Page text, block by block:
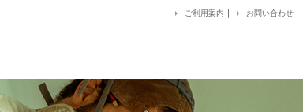
ご利用案内 ｜ お問い合わせ